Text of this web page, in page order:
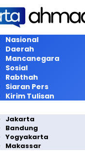
Nasional
Daerah
Mancanegara
Sosial
Rabthah
Siaran Pers
Kirim Tulisan
Jakarta
Bandung
Yogyakarta
Makassar